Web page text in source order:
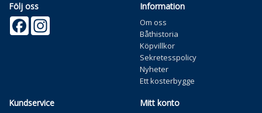
Följ oss
Facebook
Information
Om oss
Båthistoria
Köpvillkor
Sekretesspolicy
Nyheter
Ett kosterbygge
Kundservice Mitt konto